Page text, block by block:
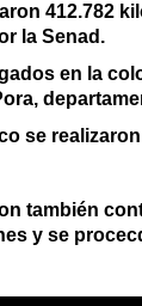
412.782
la Senad.
en la
se
también
y se